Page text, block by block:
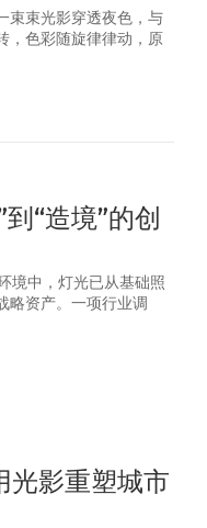
束束光影穿透夜色，与
，色彩随旋律律动，原
“造境”的创
境中，灯光已从基础照
略资产。一项行业调
光影重塑城市